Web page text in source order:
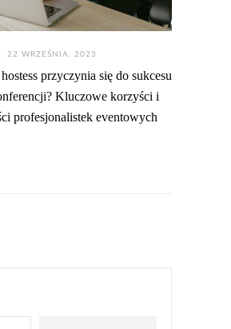
22 WRZEŚNIA. 2023
przyczynia się do sukcesu
Kluczowe korzyści i
profesjonalistek eventowych